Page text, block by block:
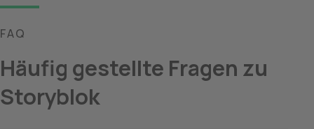
FAQ
Häufig gestellte Fragen zu
Storyblok